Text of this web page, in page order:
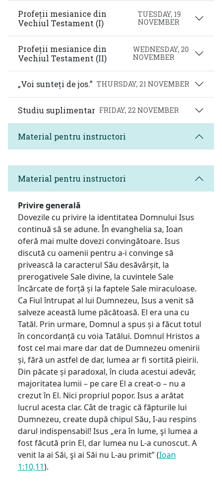
Profeții mesianice din
Vechiul Testament (I)
TUESDAY, 19
NOVEMBER
Profeții mesianice din
Vechiul Testament (II)
WEDNESDAY, 20
NOVEMBER
„Voi sunteți de jos.” THURSDAY, 21 NOVEMBER
Studiu suplimentar FRIDAY, 22 NOVEMBER
Material pentru instructori
Material pentru instructori
Privire generală
Dovezile cu privire la identitatea Domnului Isus
continuă să se adune. În evanghelia sa, Ioan
oferă mai multe dovezi convingătoare. Isus
discută cu oamenii pentru a-i convinge să
privească la caracterul Său desăvârșit, la
prerogativele Sale divine, la cuvintele Sale
încărcate de forță și la faptele Sale miraculoase.
Ca Fiul întrupat al lui Dumnezeu, Isus a venit să
salveze această lume păcătoasă. El era una cu
Tatăl. Prin urmare, Domnul a spus și a făcut totul
în concordanță cu voia Tatălui. Domnul Hristos a
fost cel mai mare dar dat de Dumnezeu omenirii
și, fără un astfel de dar, lumea ar fi sortită pieirii.
Din păcate și paradoxal, în ciuda acestui adevăr,
majoritatea lumii – pe care El a creat-o – nu a
crezut în El. Nici propriul popor. Isus a arătat
lucrul acesta clar. Cât de tragic că făpturile lui
Dumnezeu, create după chipul Său, I-au respins
darul indispensabil! Isus „era în lume, şi lumea a
fost făcută prin El, dar lumea nu L-a cunoscut. A
venit la ai Săi, şi ai Săi nu L-au primit” (Ioan
1:10,11).